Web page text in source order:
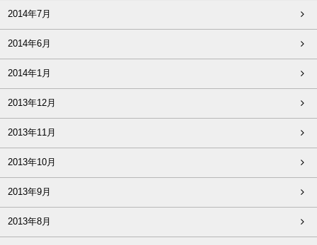
2014年7月
2014年6月
2014年1月
2013年12月
2013年11月
2013年10月
2013年9月
2013年8月